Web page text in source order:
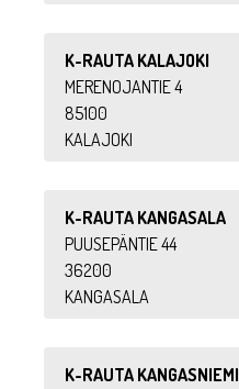
K-RAUTA KALAJOKI
MERENOJANTIE 4
85100
KALAJOKI
K-RAUTA KANGASALA
PUUSEPÄNTIE 44
36200
KANGASALA
K-RAUTA KANGASNIEMI